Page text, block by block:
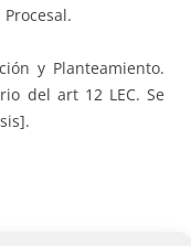
y Planteamiento.
del art 12 LEC. Se